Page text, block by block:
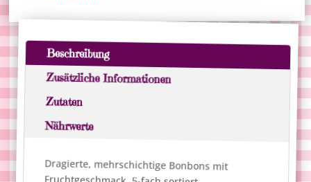
Beschreibung
Zusätzliche Informationen
Zutaten
Nährwerte
Dragierte, mehrschichtige Bonbons mit